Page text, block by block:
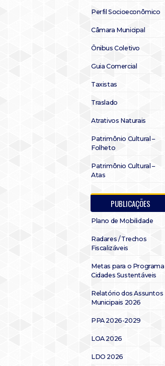
Perfil Socioeconômico
Câmara Municipal
Ônibus Coletivo
Guia Comercial
Taxistas
Traslado
Atrativos Naturais
Patrimônio Cultural –
Folheto
Patrimônio Cultural –
Atas
PUBLICAÇÕES
Plano de Mobilidade
Radares / Trechos
Fiscalizáveis
Metas para o Programa
Cidades Sustentáveis
Relatório dos Assuntos
Municipais 2026
PPA 2026-2029
LOA 2026
LDO 2026